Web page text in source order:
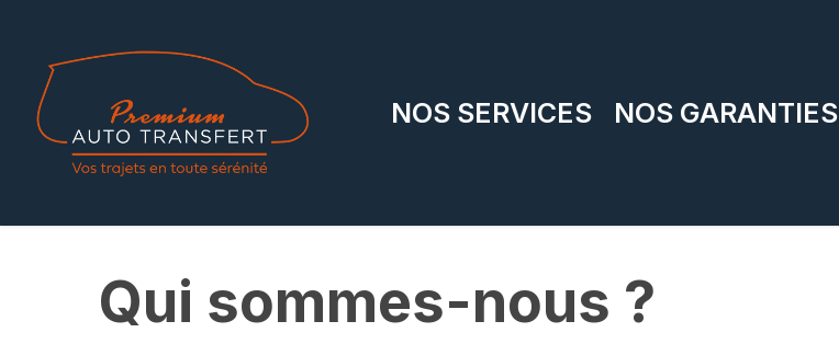
main
content
NOS SERVICES NOS GARANTIES
Qui sommes-nous ?